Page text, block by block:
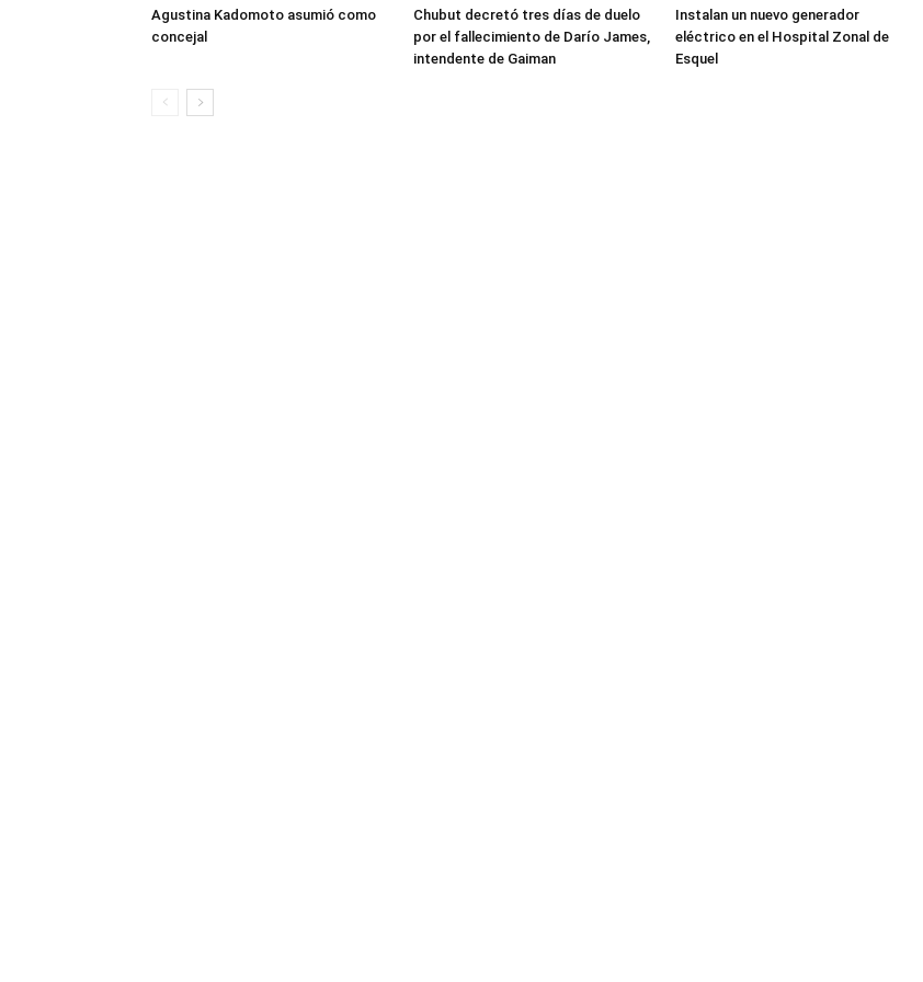
Agustina Kadomoto asumió como
concejal
Chubut decretó tres días de duelo
por el fallecimiento de Darío James,
intendente de Gaiman
Instalan un nuevo generador
eléctrico en el Hospital Zonal de
Esquel